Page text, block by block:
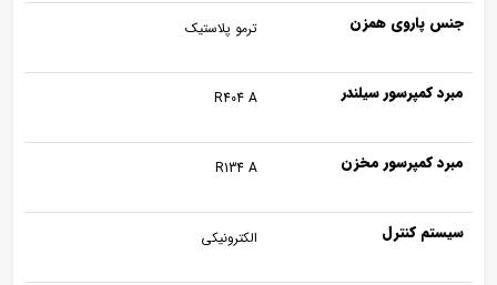
جنس پاروی همزن ترمو پلاستیک
مبرد کمپرسور سیلندر R404 A
مبرد کمپرسور مخزن R134 A
سیستم کنترل الکترونیکی